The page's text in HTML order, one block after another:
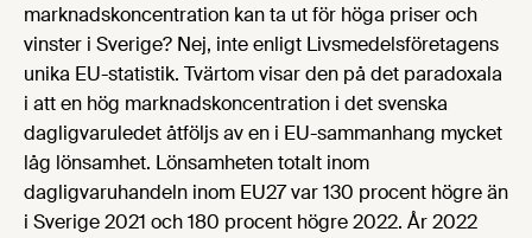
marknadskoncentration kan ta ut för höga priser och
vinster i Sverige? Nej, inte enligt Livsmedelsföretagens
unika EU-statistik. Tvärtom visar den på det paradoxala
i att en hög marknadskoncentration i det svenska
dagligvaruledet åtföljs av en i EU-sammanhang mycket
låg lönsamhet. Lönsamheten totalt inom
dagligvaruhandeln inom EU27 var 130 procent högre än
i Sverige 2021 och 180 procent högre 2022. År 2022